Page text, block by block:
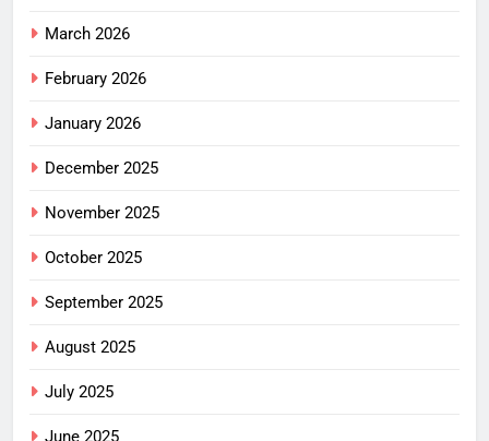
March 2026
February 2026
January 2026
December 2025
November 2025
October 2025
September 2025
August 2025
July 2025
June 2025